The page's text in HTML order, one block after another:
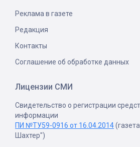
Реклама в газете
Редакция
Контакты
Соглашение об обработке данных
Лицензии СМИ
Свидетельство о регистрации
информации
ПИ №ТУ59-0916 от 16.04.2014
Шахтер")